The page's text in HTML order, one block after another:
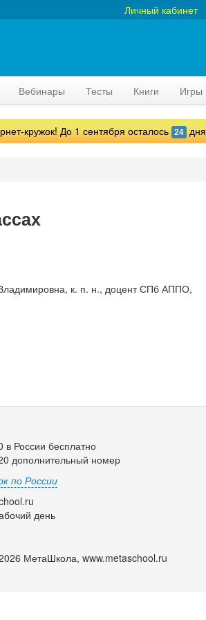
Личный кабинет
Вебинары Тесты Книги Игры
кружок! До 1 сентября осталось 24 дня
к. п. н., доцент СПб АППО,
в России бесплатно
дополнительный номер
по России
день
МетаШкола, www.metaschool.ru